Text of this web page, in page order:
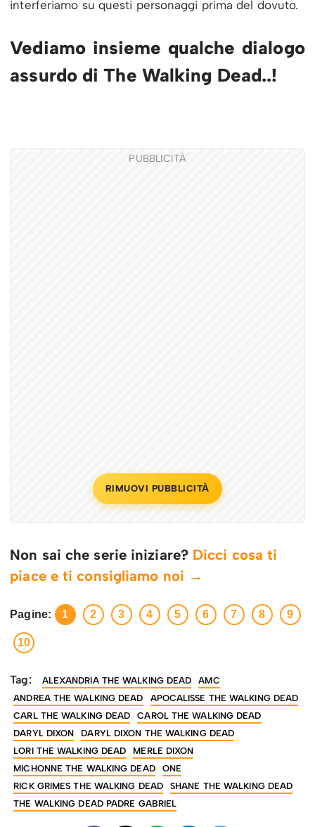
interferiamo su questi personaggi prima del dovuto.
Vediamo insieme qualche dialogo
assurdo di The Walking Dead..!
PUBBLICITÀ
RIMUOVI PUBBLICITÀ
Non sai che serie iniziare? Dicci cosa ti
piace e ti consigliamo noi →
Pagine: 1 2 3 4 5 6 7 8 9
10
Tag: ALEXANDRIA THE WALKING DEAD
AMC
ANDREA THE WALKING DEAD
APOCALISSE THE WALKING DEAD
CARL THE WALKING DEAD
CAROL THE WALKING DEAD
DARYL DIXON
DARYL DIXON THE WALKING DEAD
LORI THE WALKING DEAD
MERLE DIXON
MICHONNE THE WALKING DEAD
ONE
RICK GRIMES THE WALKING DEAD
SHANE THE WALKING DEAD
THE WALKING DEAD PADRE GABRIEL